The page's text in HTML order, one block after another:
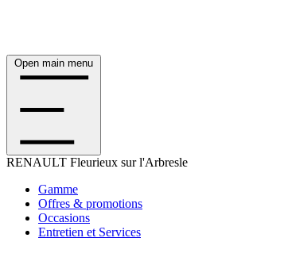
Open main menu
RENAULT Fleurieux sur l'Arbresle
Gamme
Offres & promotions
Occasions
Entretien et Services